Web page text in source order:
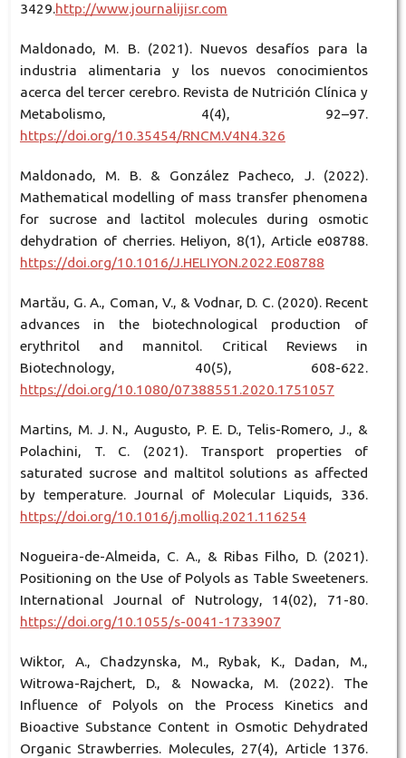
3429.http://www.journalijisr.com
Maldonado, M. B. (2021). Nuevos desafíos para la
industria alimentaria y los nuevos conocimientos
acerca del tercer cerebro. Revista de Nutrición Clínica y
Metabolismo, 4(4), 92–97.
https://doi.org/10.35454/RNCM.V4N4.326
Maldonado, M. B. & González Pacheco, J. (2022).
Mathematical modelling of mass transfer phenomena
for sucrose and lactitol molecules during osmotic
dehydration of cherries. Heliyon, 8(1), Article e08788.
https://doi.org/10.1016/J.HELIYON.2022.E08788
Martău, G. A., Coman, V., & Vodnar, D. C. (2020). Recent
advances in the biotechnological production of
erythritol and mannitol. Critical Reviews in
Biotechnology, 40(5), 608-622.
https://doi.org/10.1080/07388551.2020.1751057
Martins, M. J. N., Augusto, P. E. D., Telis-Romero, J., &
Polachini, T. C. (2021). Transport properties of
saturated sucrose and maltitol solutions as affected
by temperature. Journal of Molecular Liquids, 336.
https://doi.org/10.1016/j.molliq.2021.116254
Nogueira-de-Almeida, C. A., & Ribas Filho, D. (2021).
Positioning on the Use of Polyols as Table Sweeteners.
International Journal of Nutrology, 14(02), 71-80.
https://doi.org/10.1055/s-0041-1733907
Wiktor, A., Chadzynska, M., Rybak, K., Dadan, M.,
Witrowa-Rajchert, D., & Nowacka, M. (2022). The
Influence of Polyols on the Process Kinetics and
Bioactive Substance Content in Osmotic Dehydrated
Organic Strawberries. Molecules, 27(4), Article 1376.